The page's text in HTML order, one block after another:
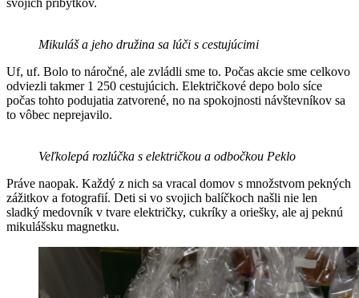
Mikuláš a jeho družina sa lúči s cestujúcimi
Uf, uf. Bolo to náročné, ale zvládli sme to. Počas akcie sme celkovo
odviezli takmer 1 250 cestujúcich. Električkové depo bolo síce
počas tohto podujatia zatvorené, no na spokojnosti návštevníkov sa
to vôbec neprejavilo.
Veľkolepá rozlúčka s električkou a odbočkou Peklo
Práve naopak. Každý z nich sa vracal domov s množstvom pekných
zážitkov a fotografií. Deti si vo svojich balíčkoch našli nie len
sladký medovník v tvare električky, cukríky a oriešky, ale aj peknú
mikulášsku magnetku.